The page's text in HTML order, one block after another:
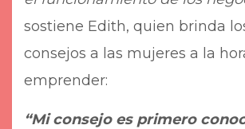
sostiene Edith, quien brinda
consejos a las mujeres a la
emprender:
“Mi consejo es primero